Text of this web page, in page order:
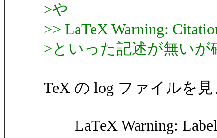
>や
>> LaTeX Warning:
>といった記述が無い
TeX の log ファイルを
LaTeX Warning: Label